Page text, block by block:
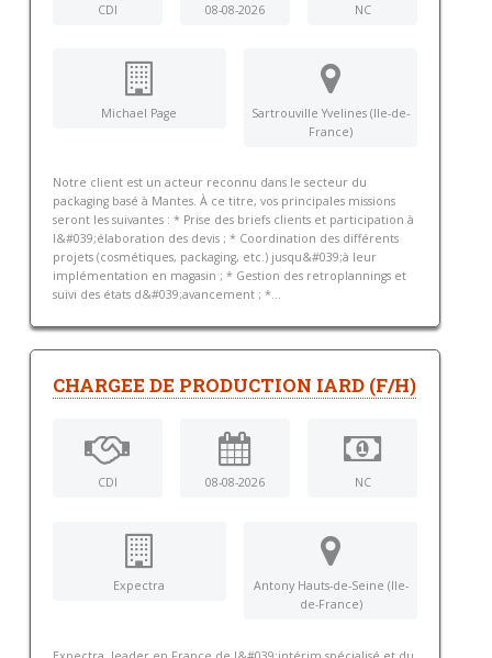
CDI 08-08-2026 NC
Michael Page
Sartrouville Yvelines (Ile-de-
France)
Notre client est un acteur reconnu dans le secteur du
packaging basé à Mantes. À ce titre, vos principales missions
seront les suivantes : * Prise des briefs clients et participation à
l&#039;élaboration des devis ; * Coordination des différents
projets (cosmétiques, packaging, etc.) jusqu&#039;à leur
implémentation en magasin ; * Gestion des retroplannings et
suivi des états d&#039;avancement ; *...
CHARGEE DE PRODUCTION IARD (F/H)
CDI 08-08-2026 NC
Expectra
Antony Hauts-de-Seine (Ile-
de-France)